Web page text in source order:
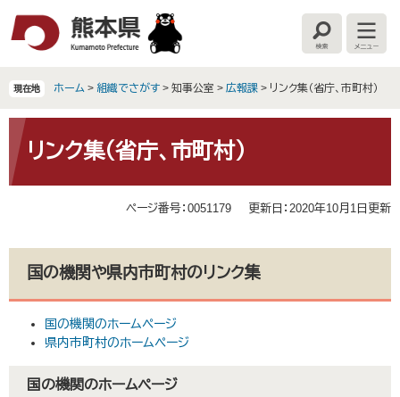
で
ば
検
索
メ
ニ
ー
現在地 ホーム > 組織でさがす > 知事公室 > 広報課 > リンク集（省庁、市町村）
文 リンク集（省庁、市町村）
ページ番号：0051179 更新日：2020年10月1日更新
国の機関や県内市町村のリンク集
国の機関のホームページ
県内市町村のホームページ
国の機関のホームページ